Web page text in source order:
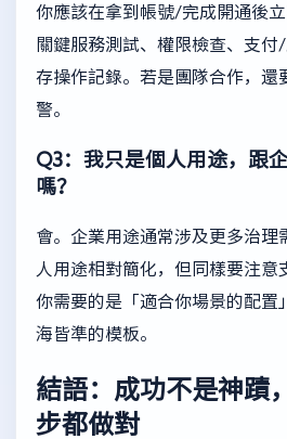
你應該在拿到帳號/完成開通後立
關鍵服務測試、權限檢查、支
存操作記錄。若是團隊合作，還
警。
Q3：我只是個人用途，跟
嗎？
會。企業用途通常涉及更多治理
人用途相對簡化，但同樣要注意
你需要的是「適合你場景的配置
海皆準的模板。
結語：成功不是神蹟
步都做對